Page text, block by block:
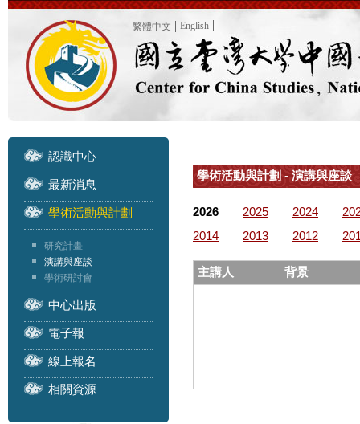
繁體中文 English
認識中心
最新消息
學術活動與計劃
研究計畫
演講與座談
學術研討會
中心出版
電子報
線上報名
相關資源
學術活動與計劃 - 演講與座談
2026 2025 2024
2014
2013 2012
主講人 背景